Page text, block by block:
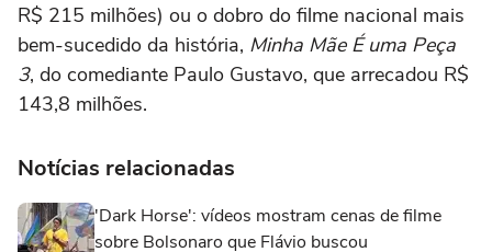
R$ 215 milhões) ou o dobro do filme nacional mais
bem-sucedido da história, Minha Mãe É uma Peça
3, do comediante Paulo Gustavo, que arrecadou R$
143,8 milhões.
Notícias relacionadas
'Dark Horse': vídeos mostram cenas de filme
sobre Bolsonaro que Flávio buscou